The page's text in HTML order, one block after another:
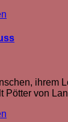
ihrem
Pötter von